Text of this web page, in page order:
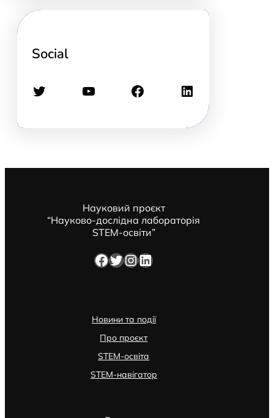
Social
Twitter YouTube Facebook LinkedIn
Науковий проєкт
“Науково-дослідна лабораторія
STEM-освіти”
Facebook Twitter InstagramLinkedIn
Новини та події
Про проєкт
STEM-освіта
STEM-навігатор